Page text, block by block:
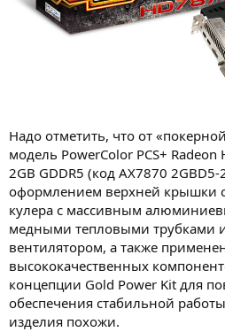
Надо отметить, что от
модель PowerColor PCS+
2GB GDDR5 (код AX7870 2GBD5-
оформлением верхней крышки
кулера с массивным
медными тепловыми трубками
вентилятором, а также
высококачественных
концепции Gold Power Kit для
обеспечения стабильной
изделия похожи.